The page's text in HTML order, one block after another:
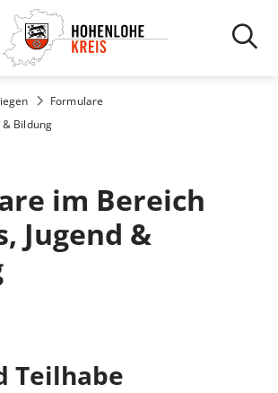
Formulare
& Bildung
im Bereich
Jugend &
Teilhabe